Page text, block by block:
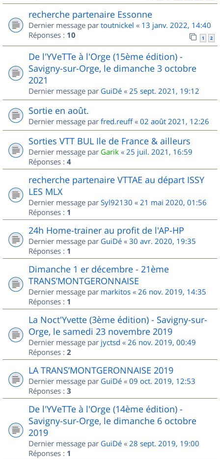
recherche partenaire Essonne
Dernier message par toutnickel « 13 janv. 2022, 14:40
Réponses : 10 1 2
De l'YVeTTe à l'Orge (15ème édition) -
Savigny-sur-Orge, le dimanche 3 octobre
2021
Dernier message par GuiDé « 25 sept. 2021, 19:12
Sortie en août.
Dernier message par fred.reuff« 02 août 2021, 12:26
Sorties VTT BUL Ile de France & ailleurs
Dernier message par Garik « 25 juil. 2021, 16:59
Réponses : 4
recherche partenaire VTTAE au départ ISSY
LES MLX
Dernier message par Syl92130 « 21 mai 2020, 01:56
Réponses : 1
24h Home-trainer au profit de l'AP-HP
Dernier message par GuiDé « 30 avr. 2020, 19:35
Réponses : 1
Dimanche 1 er décembre - 21ème
TRANS’MONTGERONNAISE
Dernier message par markitos « 26 nov. 2019, 14:35
Réponses : 1
La Noct'Yvette (3ème édition) - Savigny-sur-
Orge, le samedi 23 novembre 2019
Dernier message par jyctsd « 26 nov. 2019, 00:49
Réponses : 2
LA TRANS’MONTGERONNAISE 2019
Dernier message par GuiDé « 09 oct. 2019, 12:53
Réponses : 3
De l'YVeTTe à l'Orge (14ème édition) -
Savigny-sur-Orge, le dimanche 6 octobre
2019
Dernier message par GuiDé « 28 sept. 2019, 19:00
Réponses : 1